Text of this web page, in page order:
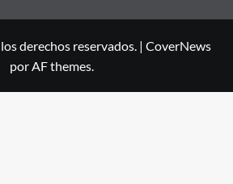
derechos reservados. | CoverNews
por AF themes.